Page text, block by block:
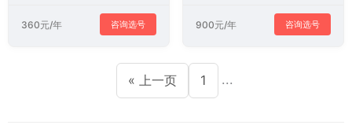
360元/年 咨询选号 900元/年 咨询选号
« 上一页 1 ...